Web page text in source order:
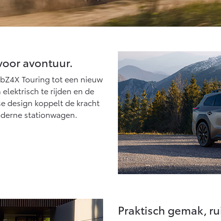
avontuur.
Touring tot een nieuw
te rijden en de
design koppelt de kracht
stationwagen.
Praktisch gemak,